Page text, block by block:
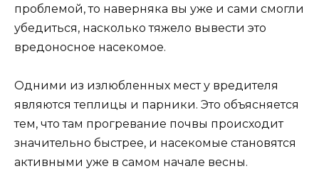
проблемой, то наверняка вы уже и сами смогли
убедиться, насколько тяжело вывести это
вредоносное насекомое.
Одними из излюбленных мест у вредителя
являются теплицы и парники. Это объясняется
тем, что там прогревание почвы происходит
значительно быстрее, и насекомые становятся
активными уже в самом начале весны.